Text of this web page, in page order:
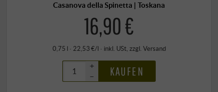
Casanova della Spinetta | Toskana
16,90 €
0,75 l · 22,53 €/l · inkl. USt, zzgl. Versand
+
–
KAUFEN